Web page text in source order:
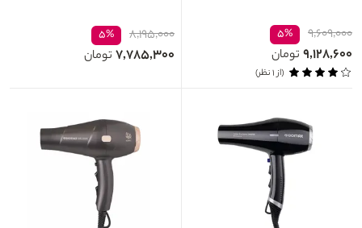
۹,۶۰۹,۰۰۰ ۵%
۹,۱۲۸,۶۰۰ تومان
(از ۱ نظر)
۸,۱۹۵,۰۰۰ ۵%
۷,۷۸۵,۳۰۰ تومان